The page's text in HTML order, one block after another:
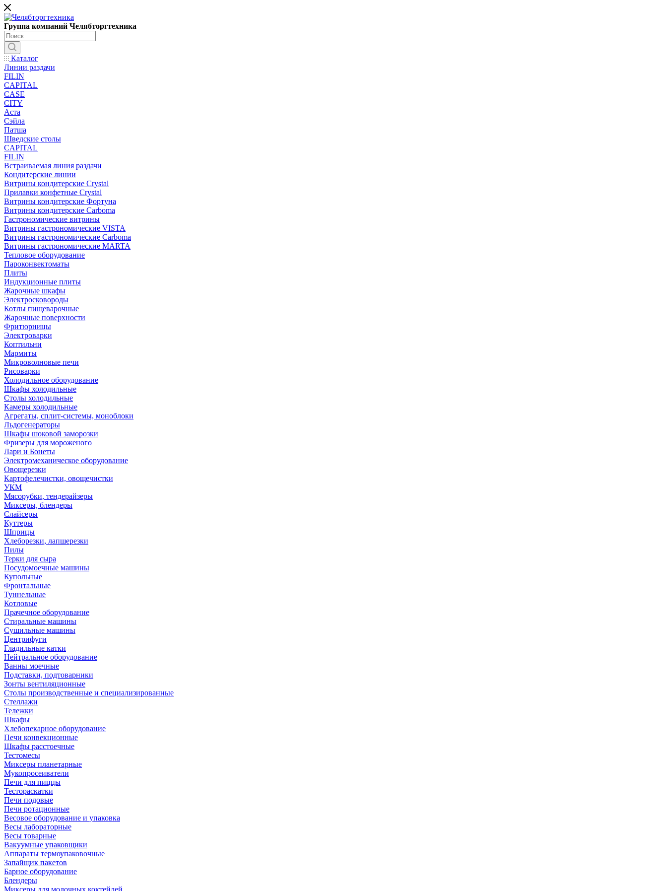
Группа компаний Челябторгтехника
Каталог
Линии раздачи
FILIN
CAPITAL
CASE
CITY
Аста
Сэйла
Патша
Шведские столы
CAPITAL
FILIN
Встраиваемая линия раздачи
Кондитерские линии
Витрины кондитерские Crystal
Прилавки конфетные Crystal
Витрины кондитерские Фортуна
Витрины кондитерские Carboma
Гастрономические витрины
Витрины гастрономические VISTA
Витрины гастрономические Carboma
Витрины гастрономические MARTA
Тепловое оборудование
Пароконвектоматы
Плиты
Индукционные плиты
Жарочные шкафы
Электросковороды
Котлы пищеварочные
Жарочные поверхности
Фритюрницы
Электроварки
Коптильни
Мармиты
Микроволновые печи
Рисоварки
Холодильное оборудование
Шкафы холодильные
Столы холодильные
Камеры холодильные
Агрегаты, сплит-системы, моноблоки
Льдогенераторы
Шкафы шоковой заморозки
Фризеры для мороженого
Лари и Бонеты
Электромеханическое оборудование
Овощерезки
Картофелечистки, овощечистки
УКМ
Мясорубки, тендерайзеры
Миксеры, блендеры
Слайсеры
Куттеры
Шприцы
Хлеборезки, лапшерезки
Пилы
Терки для сыра
Посудомоечные машины
Купольные
Фронтальные
Туннельные
Котловые
Прачечное оборудование
Стиральные машины
Сушильные машины
Центрифуги
Гладильные катки
Нейтральное оборудование
Ванны моечные
Подставки, подтоварники
Зонты вентиляционные
Столы производственные и специализированные
Стеллажи
Тележки
Шкафы
Хлебопекарное оборудование
Печи конвекционные
Шкафы расстоечные
Тестомесы
Миксеры планетарные
Мукопросеиватели
Печи для пиццы
Тестораскатки
Печи подовые
Печи ротационные
Весовое оборудование и упаковка
Весы лабораторные
Весы товарные
Вакуумные упаковщики
Аппараты термоупаковочные
Запайщик пакетов
Барное оборудование
Блендеры
Миксеры для молочных коктейлей